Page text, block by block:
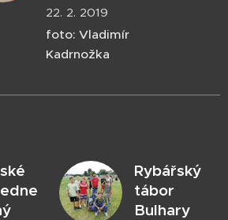
22. 2. 2019
foto: Vladimír
Kadrnožka
Rybářský
tábor
Bulhary